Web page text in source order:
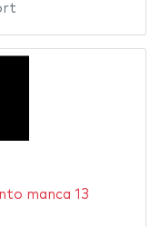
manca 13